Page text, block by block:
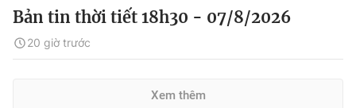
Bản tin thời tiết 18h30 - 07/8/2026
20 giờ trước
Xem thêm